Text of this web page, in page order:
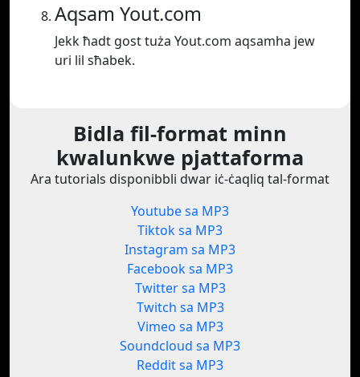
Aqsam Yout.com
Jekk ħadt gost tuża Yout.com aqsamha jew
uri lil sħabek.
Bidla fil-format minn
kwalunkwe pjattaforma
Ara tutorials disponibbli dwar iċ-ċaqliq tal-format
Youtube sa MP3
Tiktok sa MP3
Instagram sa MP3
Facebook sa MP3
Twitter sa MP3
Twitch sa MP3
Vimeo sa MP3
Soundcloud sa MP3
Reddit sa MP3